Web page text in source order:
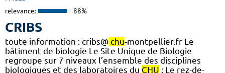
relevance: 88%
CRIBS
toute information : cribs@ chu-montpellier.fr Le
bâtiment de biologie Le Site Unique de Biologie
regroupe sur 7 niveaux l’ensemble des disciplines
biologiques et des laboratoires du CHU : Le rez-de-